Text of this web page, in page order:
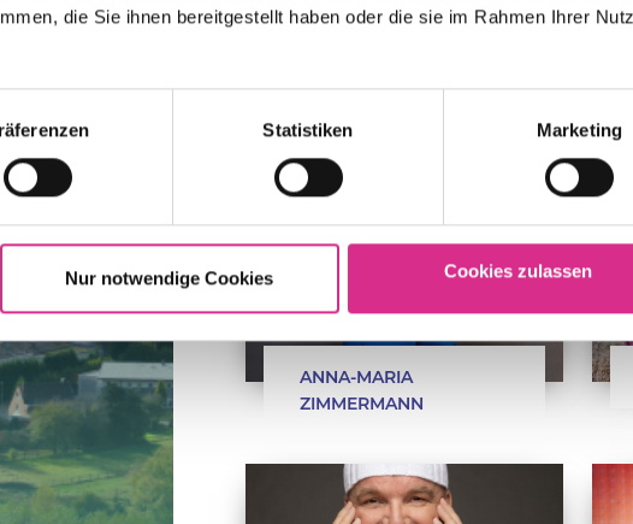
die Sie ihnen bereitgestellt haben oder die sie im Rahmen Ihrer
Statistiken Marketing
Nur notwendige Cookies Cookies zulassen
ANNA-MARIA
ZIMMERMANN